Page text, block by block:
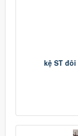
kệ ST đôi